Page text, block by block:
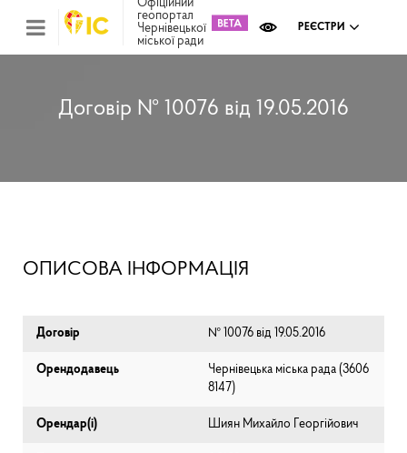
Офіційний
геопортал
Чернівецької
міської ради
РЕЄСТРИ
Договір № 10076 від 19.05.2016
ОПИСОВА ІНФОРМАЦІЯ
Договір № 10076 від 19.05.2016
Орендодавець
Чернівецька міська рада (⁨3606
8147⁩)
Орендар(і) Шиян Михайло Георгійович